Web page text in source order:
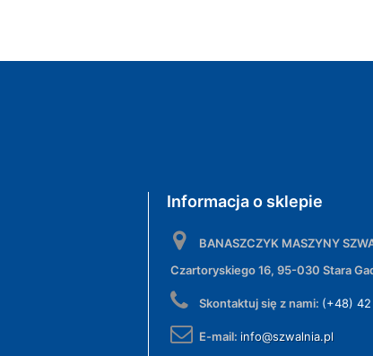
Informacja o sklepie
BANASZCZYK MASZYNY
Czartoryskiego 16, 95-030 Stara
Skontaktuj się z nami: (+48)
E-mail: info@szwalnia.pl